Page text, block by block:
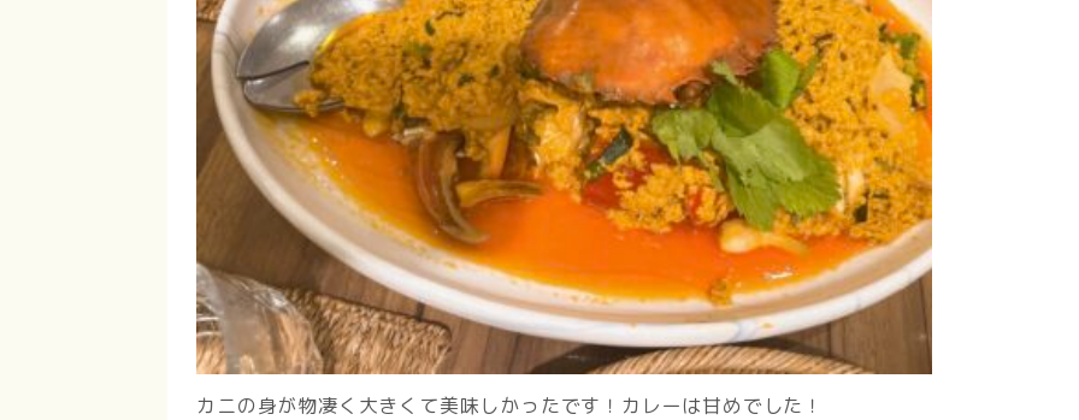
カニの身が物凄く大きくて美味しかったです！カレーは甘めでした！